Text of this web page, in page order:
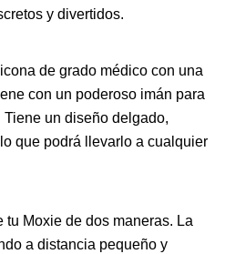
y divertidos.
de grado médico con una
con un poderoso imán para
un diseño delgado,
que podrá llevarlo a cualquier
tu Moxie de dos maneras. La
a distancia pequeño y